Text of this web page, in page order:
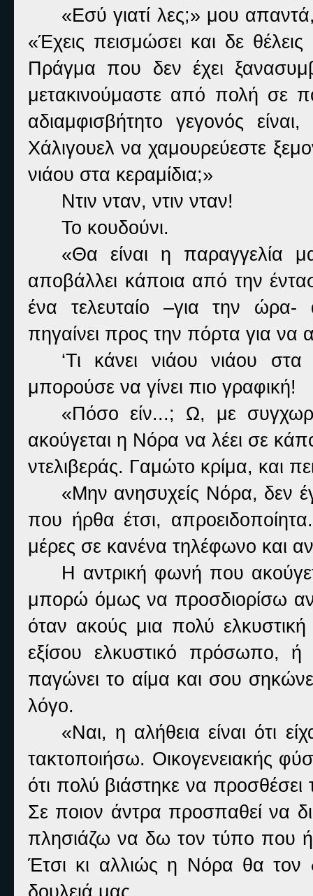
«Εσύ γιατί λες;» μου
«Έχεις πεισμώσει και δε
Πράγμα που δεν έχει
μετακινούμαστε από πολή σε
αδιαμφισβήτητο γεγονός
Χάλιγουελ να χαμουρεύεστε
νιάου στα κεραμίδια;»
Ντιν νταν, ντιν νταν!
Το κουδούνι.
«Θα είναι η παραγγελία
αποβάλλει κάποια από την
ένα τελευταίο –για την ώρα-
πηγαίνει προς την πόρτα για να
‘Τι κάνει νιάου νιάου
μπορούσε να γίνει πιο γραφική!
«Πόσο είν...; Ω, με
ακούγεται η Νόρα να λέει σε
ντελιβεράς. Γαμώτο κρίμα, και
«Μην ανησυχείς Νόρα, δεν
που ήρθα έτσι,
μέρες σε κανένα τηλέφωνο και
Η αντρική φωνή που
μπορώ όμως να προσδιορίσω αν
όταν ακούς μια πολύ
εξίσου ελκυστικό πρόσωπο,
παγώνει το αίμα και σου
λόγο.
«Ναι, η αλήθεια είναι ότι
τακτοποιήσω. Οικογενειακής
ότι πολύ βιάστηκε να προσθέσει
Σε ποιον άντρα προσπαθεί να
πλησιάζω να δω τον τύπο που
Έτσι κι αλλιώς η Νόρα θα τον
δουλειά μας.